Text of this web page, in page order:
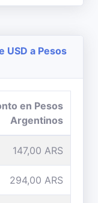
USD a Pesos
en Pesos
Argentinos
147,00 ARS
294,00 ARS